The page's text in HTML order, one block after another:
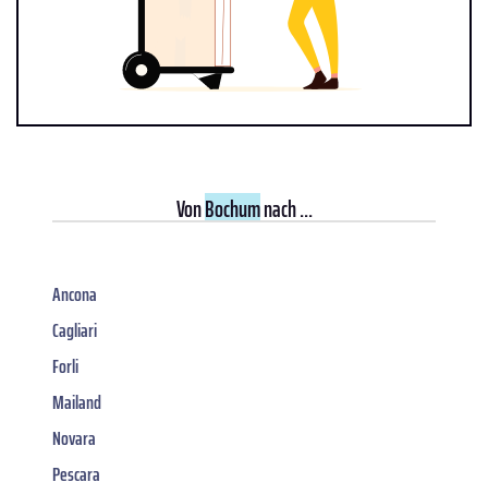
VonBochumnach ...
Ancona
Cagliari
Forli
Mailand
Novara
Pescara